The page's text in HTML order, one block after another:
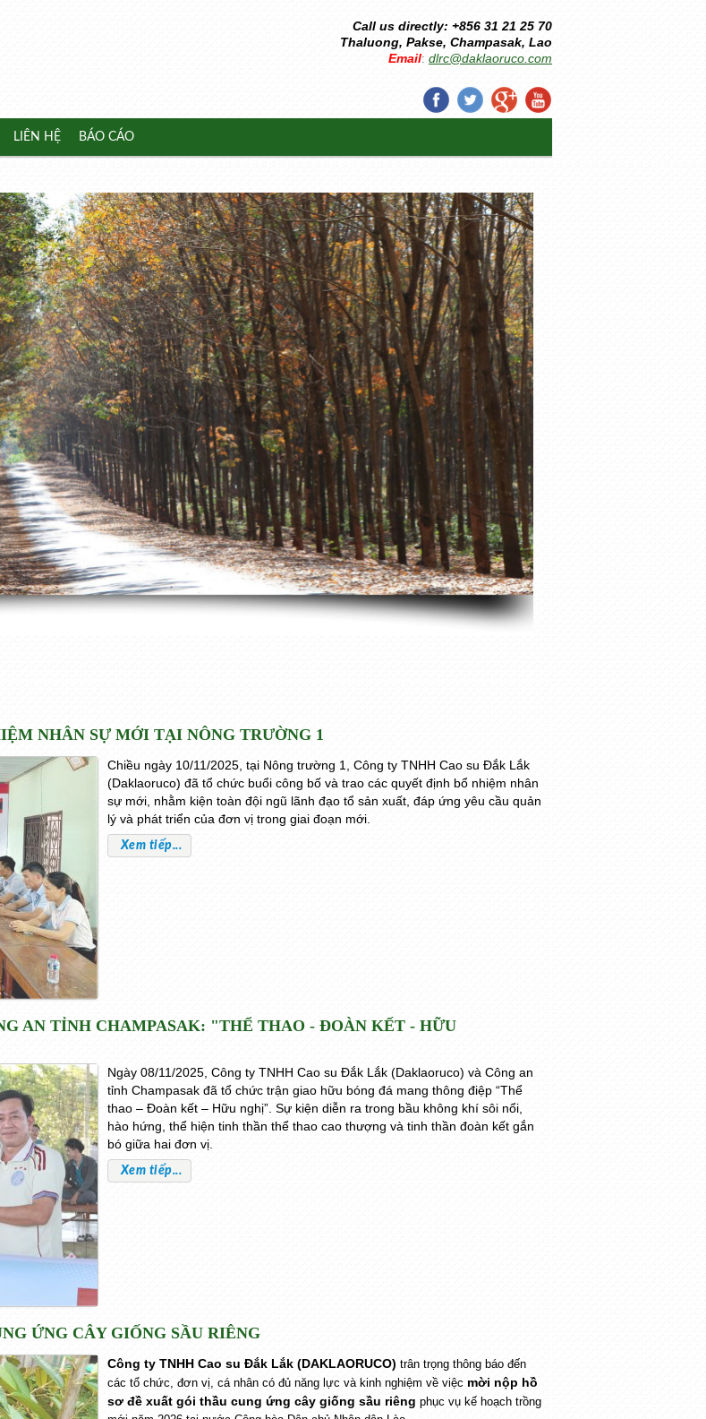
Call us directly: +856 31 21 25 70
Thaluong, Pakse, Champasak, Lao
Email: dlrc@daklaoruco.com
LIÊN HỆ BÁO CÁO
NHÂN SỰ MỚI TẠI NÔNG TRƯỜNG 1
Chiều ngày 10/11/2025, tại Nông trường 1, Công ty TNHH Cao su Đắk Lắk
(Daklaoruco) đã tổ chức buổi công bố và trao các quyết định bổ nhiệm nhân
sự mới, nhằm kiện toàn đội ngũ lãnh đạo tổ sản xuất, đáp ứng yêu cầu quản
lý và phát triển của đơn vị trong giai đoạn mới.
Xem tiếp...
AN TỈNH CHAMPASAK: "THỂ THAO - ĐOÀN KẾT - HỮU
Ngày 08/11/2025, Công ty TNHH Cao su Đắk Lắk (Daklaoruco) và Công an
tỉnh Champasak đã tổ chức trận giao hữu bóng đá mang thông điệp “Thể
thao – Đoàn kết – Hữu nghị”. Sự kiện diễn ra trong bầu không khí sôi nổi,
hào hứng, thể hiện tinh thần thể thao cao thượng và tinh thần đoàn kết gắn
bó giữa hai đơn vị.
Xem tiếp...
ỨNG CÂY GIỐNG SẦU RIÊNG
Công ty TNHH Cao su Đắk Lắk (DAKLAORUCO) trân trọng thông báo đến
các tổ chức, đơn vị, cá nhân có đủ năng lực và kinh nghiệm về việc mời nộp hồ
sơ đề xuất gói thầu cung ứng cây giống sầu riêng phục vụ kế hoạch trồng